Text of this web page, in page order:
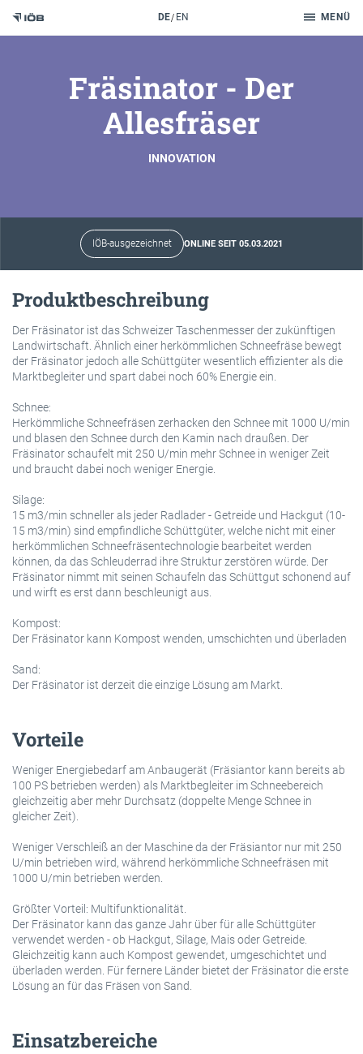
DE EN MENÜ
Fräsinator - Der
Allesfräser
INNOVATION
IÖB-ausgezeichnet ONLINE SEIT 05.03.2021
Produktbeschreibung
Der Fräsinator ist das Schweizer Taschenmesser der zukünftigen
Landwirtschaft. Ähnlich einer herkömmlichen Schneefräse bewegt
der Fräsinator jedoch alle Schüttgüter wesentlich effizienter als die
Marktbegleiter und spart dabei noch 60% Energie ein.
Schnee:
Herkömmliche Schneefräsen zerhacken den Schnee mit 1000 U/min
und blasen den Schnee durch den Kamin nach draußen. Der
Fräsinator schaufelt mit 250 U/min mehr Schnee in weniger Zeit
und braucht dabei noch weniger Energie.
Silage:
15 m3/min schneller als jeder Radlader - Getreide und Hackgut (10-
15 m3/min) sind empfindliche Schüttgüter, welche nicht mit einer
herkömmlichen Schneefräsentechnologie bearbeitet werden
können, da das Schleuderrad ihre Struktur zerstören würde. Der
Fräsinator nimmt mit seinen Schaufeln das Schüttgut schonend auf
und wirft es erst dann beschleunigt aus.
Kompost:
Der Fräsinator kann Kompost wenden, umschichten und überladen
Sand:
Der Fräsinator ist derzeit die einzige Lösung am Markt.
Vorteile
Weniger Energiebedarf am Anbaugerät (Fräsiantor kann bereits ab
100 PS betrieben werden) als Marktbegleiter im Schneebereich
gleichzeitig aber mehr Durchsatz (doppelte Menge Schnee in
gleicher Zeit).
Weniger Verschleiß an der Maschine da der Fräsiantor nur mit 250
U/min betrieben wird, während herkömmliche Schneefräsen mit
1000 U/min betrieben werden.
Größter Vorteil: Multifunktionalität.
Der Fräsinator kann das ganze Jahr über für alle Schüttgüter
verwendet werden - ob Hackgut, Silage, Mais oder Getreide.
Gleichzeitig kann auch Kompost gewendet, umgeschichtet und
überladen werden. Für fernere Länder bietet der Fräsinator die erste
Lösung an für das Fräsen von Sand.
Einsatzbereiche